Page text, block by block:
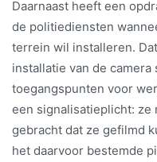
Daarnaast heeft een
de politiediensten
terrein wil installeren.
installatie van de camera
toegangspunten voor
een signalisatieplicht: ze
gebracht dat ze gefilmd
het daarvoor bestemde